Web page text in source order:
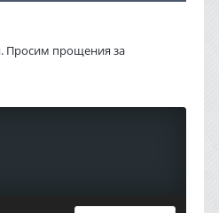
Просим прощения за